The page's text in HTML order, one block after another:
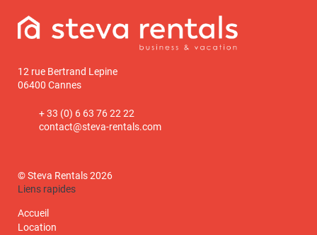
12 rue Bertrand Lepine
06400 Cannes
+ 33 (0) 6 63 76 22 22
contact@steva-rentals.com
© Steva Rentals 2026
Liens rapides
Accueil
Location